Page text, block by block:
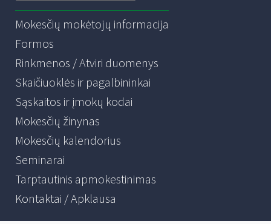
Mokesčių mokėtojų informacija
Formos
Rinkmenos / Atviri duomenys
Skaičiuoklės ir pagalbininkai
Sąskaitos ir įmokų kodai
Mokesčių žinynas
Mokesčių kalendorius
Seminarai
Tarptautinis apmokestinimas
Kontaktai / Apklausa